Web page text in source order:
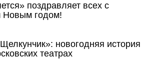
поздравляет всех с
Новым годом!
новогодняя история
театрах